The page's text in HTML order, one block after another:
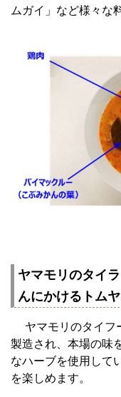
ムガイ」など様々な
ヤマモリのタイ
んにかけるトム
ヤマモリのタイフ
製造され、本場の味
なハーブを使用して
を楽しめます。